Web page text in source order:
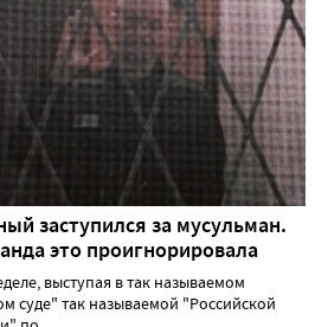
заступился за мусульман.
это проигнорировала
выступая в так называемом
суде" так называемой "Российской